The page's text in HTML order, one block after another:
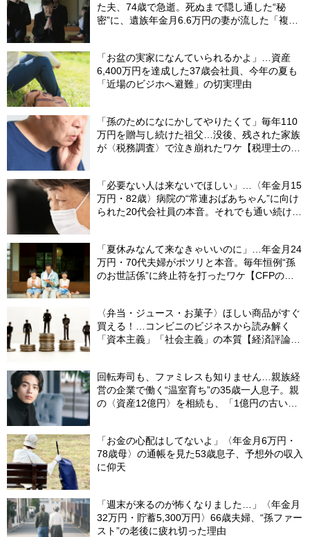
た夫、74歳で急逝。死ぬまで隠し通した“秘
密”に、遺族年金月6.6万円の妻が流した「複雑
「お盆の実家になんていられるかよ」…資産
6,400万円を達成した37歳会社員、今年の夏も
「近場のビジホへ避難」の切実理由
「孫のためになにかしてやりたくて」毎年110
万円を贈与し続けた祖父…没後、残された家族
が〈税務調査〉で泣き崩れたワケ【税理士の助
「必要ない人は来ないでほしい」…〈年金月15
万円・82歳〉病院の“常連おばあちゃん”に向け
られた20代会社員の本音。それでも通い続ける
「夏休みなんて来なきゃいいのに」…年金月24
万円・70代夫婦がポツリと本音。毎年恒例“孫
のお世話係”に終止符を打ったワケ【CFPの助
〈弁当・ジュース・お菓子〉ほしい商品がすぐ
買える！…コンビニのビジネスから読み解く
「資本主義」「社会主義」の本質【経済評論家
回転寿司も、ファミレスも知りません…親族経
営の企業で働く“温室育ち”の35歳一人息子。親
の〈資産12億円〉を相続も、「1億円の古いビ
「お金の心配はしてないよ」〈年金月6万円・
78歳母〉の通帳を見た53歳息子、予想外の収入
に仰天
「週末が来るのが怖くなりました…」〈年金月
32万円・貯蓄5,300万円〉66歳夫婦、“孫ファー
スト”の老後に疲れ切った理由